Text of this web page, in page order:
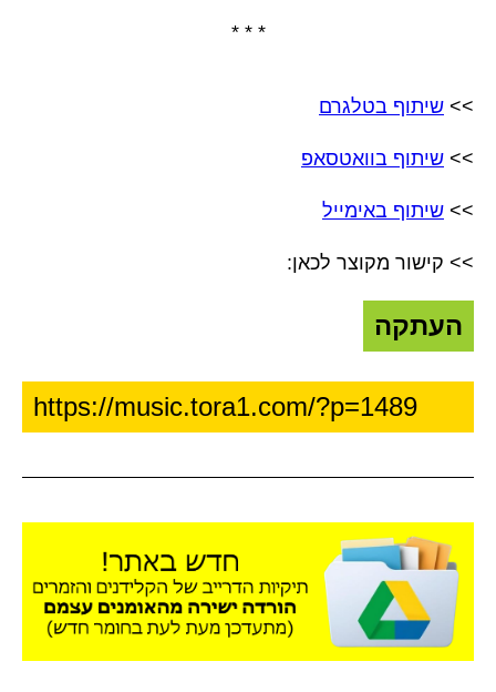
* * *
>> שיתוף בטלגרם
>> שיתוף בוואטסאפ
>> שיתוף באימייל
>> קישור מקוצר לכאן:
העתקה